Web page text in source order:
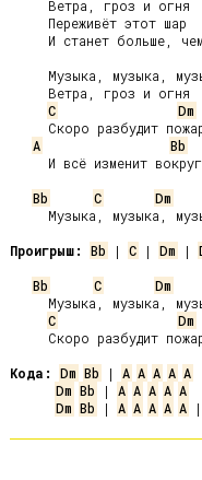
C
Dm
A
Bb
Bb
C Dm
Проигрыш:
Bb | C | Dm |
Bb
C Dm
C
Dm
Кода:
Dm Bb | A A A A A
Dm Bb | A A A A A
Dm Bb | A A A A A |